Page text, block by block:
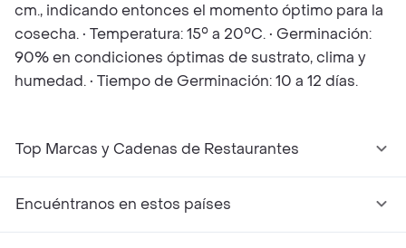
cm., indicando entonces el momento óptimo para la
cosecha. • Temperatura: 15° a 20°C. • Germinación:
90% en condiciones óptimas de sustrato, clima y
humedad. • Tiempo de Germinación: 10 a 12 días.
Top Marcas y Cadenas de Restaurantes
Encuéntranos en estos países